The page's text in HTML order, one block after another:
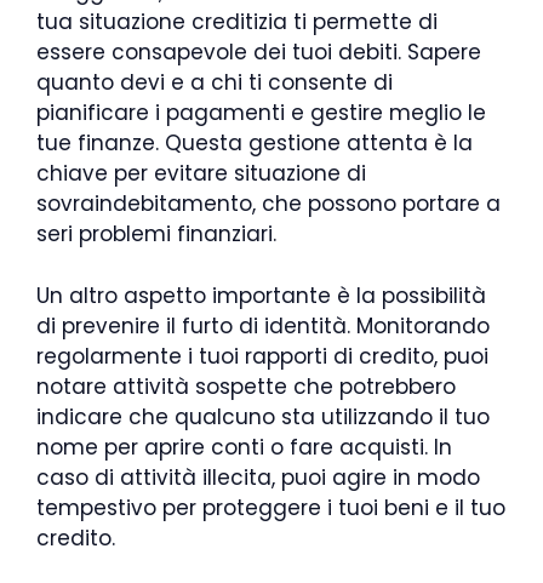
tua situazione creditizia ti permette di
essere consapevole dei tuoi debiti. Sapere
quanto devi e a chi ti consente di
pianificare i pagamenti e gestire meglio le
tue finanze. Questa gestione attenta è la
chiave per evitare situazione di
sovraindebitamento, che possono portare a
seri problemi finanziari.
Un altro aspetto importante è la possibilità
di prevenire il furto di identità. Monitorando
regolarmente i tuoi rapporti di credito, puoi
notare attività sospette che potrebbero
indicare che qualcuno sta utilizzando il tuo
nome per aprire conti o fare acquisti. In
caso di attività illecita, puoi agire in modo
tempestivo per proteggere i tuoi beni e il tuo
credito.